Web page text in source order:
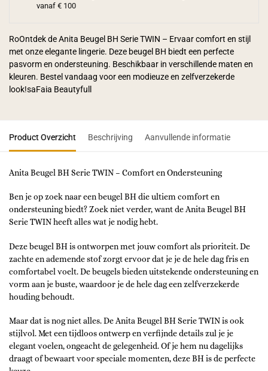
vanaf € 100
RoOntdek de Anita Beugel BH Serie TWIN – Ervaar comfort en stijl
met onze elegante lingerie. Deze beugel BH biedt een perfecte
pasvorm en ondersteuning. Beschikbaar in verschillende maten en
kleuren. Bestel vandaag voor een modieuze en zelfverzekerde
look!saFaia Beautyfull
Product Overzicht Beschrijving Aanvullende informatie
Anita Beugel BH Serie TWIN – Comfort en Ondersteuning
Ben je op zoek naar een beugel BH die ultiem comfort en
ondersteuning biedt? Zoek niet verder, want de Anita Beugel BH
Serie TWIN heeft alles wat je nodig hebt.
Deze beugel BH is ontworpen met jouw comfort als prioriteit. De
zachte en ademende stof zorgt ervoor dat je je de hele dag fris en
comfortabel voelt. De beugels bieden uitstekende ondersteuning en
vorm aan je buste, waardoor je de hele dag een zelfverzekerde
houding behoudt.
Maar dat is nog niet alles. De Anita Beugel BH Serie TWIN is ook
stijlvol. Met een tijdloos ontwerp en verfijnde details zul je je
elegant voelen, ongeacht de gelegenheid. Of je hem nu dagelijks
draagt of bewaart voor speciale momenten, deze BH is de perfecte